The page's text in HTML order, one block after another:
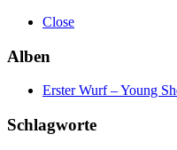
Close
Alben
Erster Wurf – Young
Schlagworte